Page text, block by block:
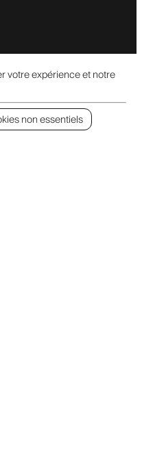
votre expérience et notre
non essentiels